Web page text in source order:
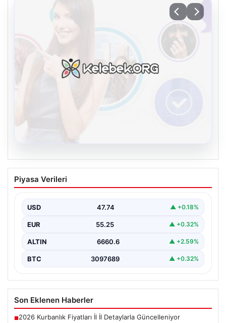
Kelebek.Org İle Çevrim içi İletişimin
Seviyeli Adresi Ve Muhabbet Deneyimi
oluşturması kritik bir değer ifade etmektedir. Halen…
Piyasa Verileri
USD 47.74 ▲ +0.18%
EUR 55.25 ▲ +0.32%
ALTIN 6660.6 ▲ +2.59%
BTC 3097689 ▲ +0.32%
Son Eklenen Haberler
■2026 Kurbanlık Fiyatları İl İl Detaylarla Güncelleniyor